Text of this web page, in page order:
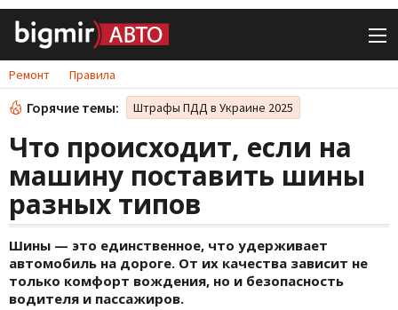
Ремонт Правила
Горячие темы: Штрафы ПДД в Украине 2025
Что происходит, если на
машину поставить шины
разных типов
Шины — это единственное, что удерживает
автомобиль на дороге. От их качества зависит не
только комфорт вождения, но и безопасность
водителя и пассажиров.